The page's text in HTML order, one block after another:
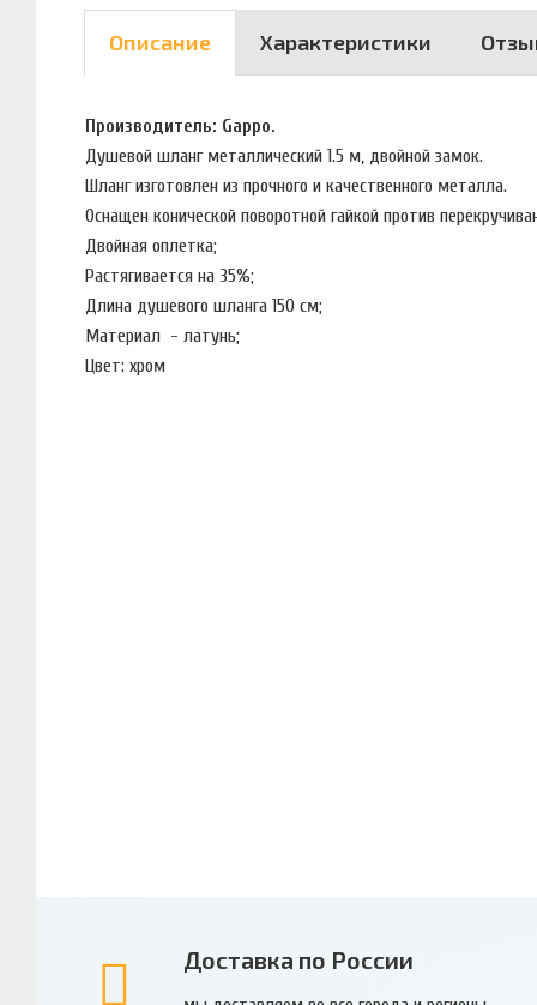
Описание Характеристики
Производитель: Gappo.
Душевой шланг металлический 1.5 м, двойной замок.
Шланг изготовлен из прочного и качественного металла.
Оснащен конической поворотной гайкой против
Двойная оплетка;
Растягивается на 35%;
Длина душевого шланга 150 см;
Материал - латунь;
Цвет: хром
Доставка по России